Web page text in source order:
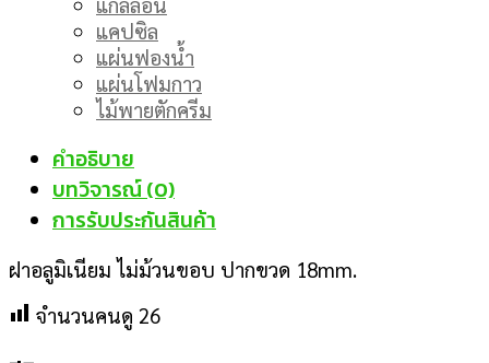
แคปซิล
แผ่นฟองน้ำ
แผ่นโฟมกาว
ไม้พายตักครีม
คำอธิบาย
บทวิจารณ์ (0)
การรับประกันสินค้า
ฝาอลูมิเนียม ไม่ม้วนขอบ ปากขวด 18mm.
จำนวนคนดู 26